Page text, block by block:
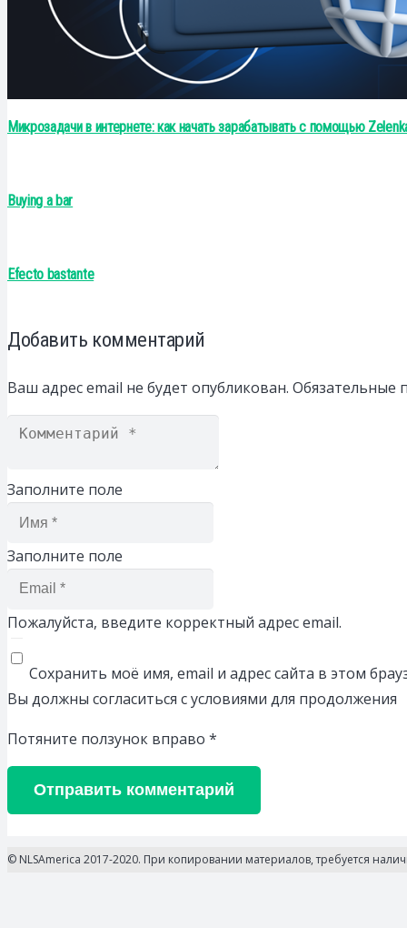
Микрозадачи в интернете: как начать зарабатывать с помощью
Buying a bar
Efecto bastante
Добавить комментарий
Ваш адрес email не будет опубликован. Обязательные
Заполните поле
Заполните поле
Пожалуйста, введите корректный адрес email.
Сохранить моё имя, email и адрес сайта в этом
Вы должны согласиться с условиями для продолжения
Потяните ползунок вправо *
Отправить комментарий
© NLSAmerica 2017-2020. При копировании материалов, требуется